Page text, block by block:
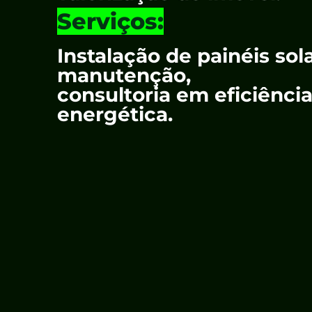
Serviços:
Instalação de painéis
manutenção,
consultoria em eficiência
energética.